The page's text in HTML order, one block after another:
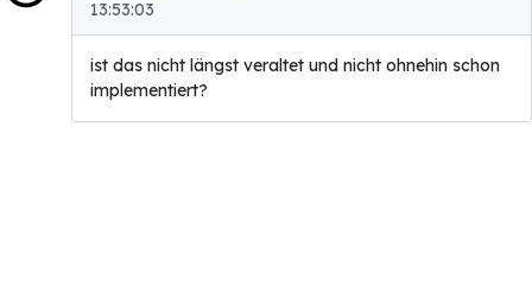
13:53:03
ist das nicht längst veraltet und nicht ohnehin schon
implementiert?